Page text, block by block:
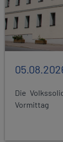
Die
Vormittag